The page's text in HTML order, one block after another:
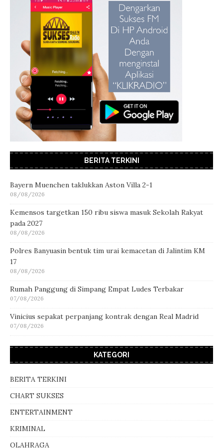
BERITA TERKINI
Bayern Muenchen taklukkan Aston Villa 2-1
08/08/2026
Kemensos targetkan 150 ribu siswa masuk Sekolah Rakyat
pada 2027
08/08/2026
Polres Banyuasin bentuk tim urai kemacetan di Jalintim KM
17
08/08/2026
Rumah Panggung di Simpang Empat Ludes Terbakar
07/08/2026
Vinicius sepakat perpanjang kontrak dengan Real Madrid
07/08/2026
KATEGORI
BERITA TERKINI
CHART SUKSES
ENTERTAINMENT
KRIMINAL
OLAHRAGA